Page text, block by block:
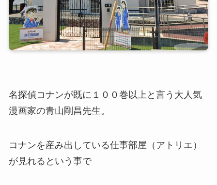
名探偵コナンが既に１００巻以上と言う大人気
漫画家の青山剛昌先生。
コナンを産み出している仕事部屋（アトリエ）
が見れるという事で